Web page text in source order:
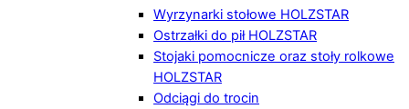
Wyrzynarki stołowe HOLZSTAR
Ostrzałki do pił HOLZSTAR
Stojaki pomocnicze oraz stoły rolkowe
HOLZSTAR
Odciągi do trocin